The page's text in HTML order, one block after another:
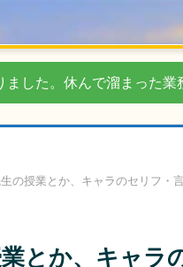
ました。休んで溜まった業
の授業とか、キャラのセリフ・
とか、キャラ